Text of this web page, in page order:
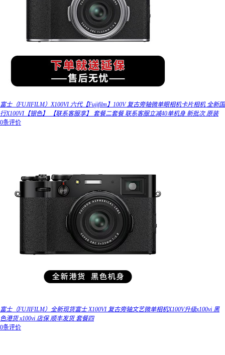
富士（FUJIFILM）X100VI 六代【Fujifilm】100V 复古旁轴微单眼相机卡片相机 全新国
行X100VI【银色】 【联系客服享】 套餐二套餐 联系客服立减40单机身 新批次 原装
0条评价
富士（FUJIFILM）全新现货富士 X100VI 复古旁轴文艺微单相机X100V升级x100vi 黑
色港货 x100vi 店保 顺丰发货 套餐四
0条评价